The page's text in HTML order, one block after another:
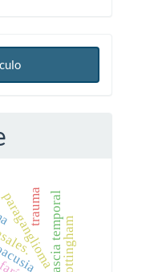
paraganglioma
trauma fascia temporalnottingham